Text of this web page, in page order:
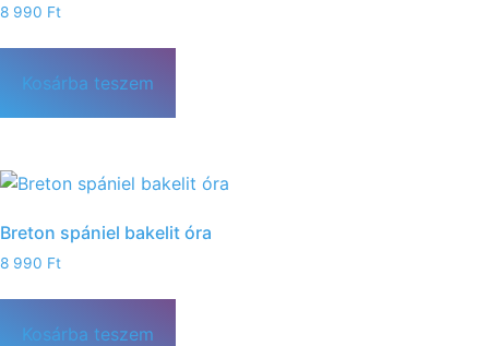
8 990 Ft
Kosárba teszem
Breton spániel bakelit óra
8 990 Ft
Kosárba teszem